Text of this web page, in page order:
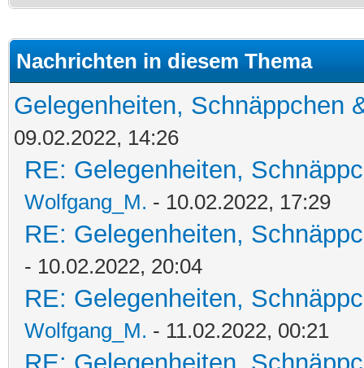
Nachrichten in diesem Thema
Gelegenheiten, Schnäppchen
09.02.2022, 14:26
RE: Gelegenheiten,
Wolfgang_M. - 10.02.2022, 17:29
RE: Gelegenheiten,
- 10.02.2022, 20:04
RE: Gelegenheiten,
Wolfgang_M. - 11.02.2022, 00:21